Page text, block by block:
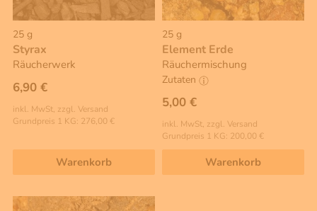
25 g
Styrax
Räucherwerk
6,90 €
inkl. MwSt, zzgl. Versand
Grundpreis 1 KG: 276,00 €
Warenkorb
25 g
Element Erde
Räuchermischung
Zutaten
5,00 €
inkl. MwSt, zzgl. Versand
Grundpreis 1 KG: 200,00 €
Warenkorb